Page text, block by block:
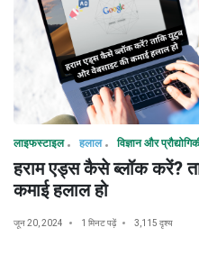
लाइफस्टाइल हलाल विज्ञान और
हराम एड्स कैसे ब्लॉक करें?
कमाई हलाल हो
जून 20, 2024 1 मिनट पढ़ें 3,115 दृश्य